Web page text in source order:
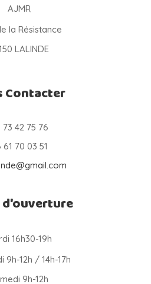
AJMR
la Résistance
LALINDE
Contacter
73 42 75 76
61 70 03 51
d'ouverture
16h30-19h
9h-12h / 14h-17h
9h-12h